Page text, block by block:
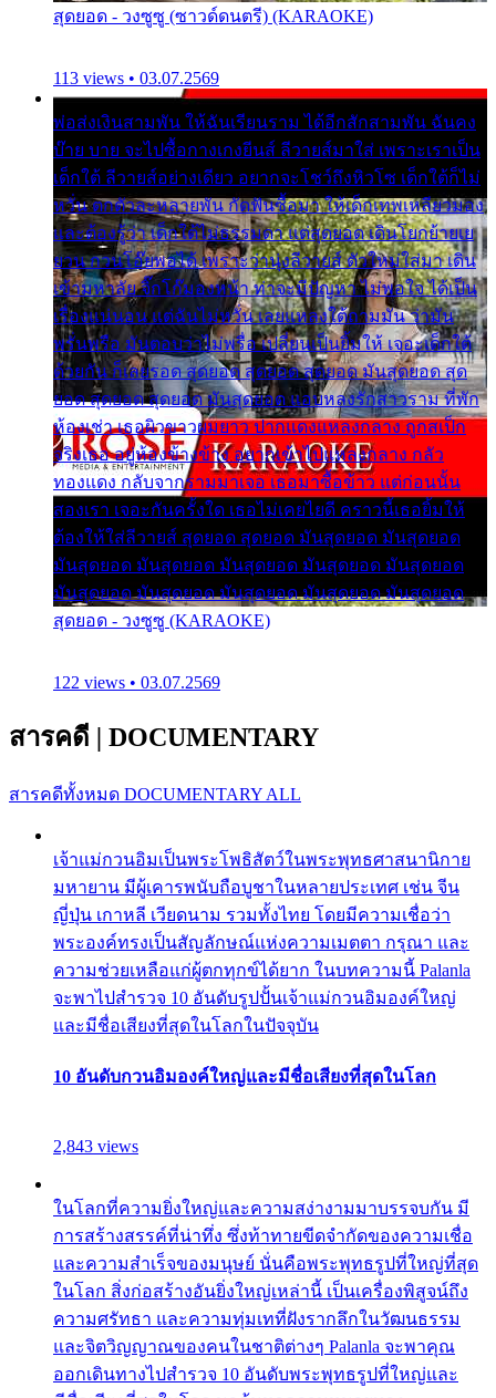
สุดยอด - วงซูซู (ซาวด์ดนตรี) (KARAOKE)
113 views • 03.07.2569
พ่อส่งเงินสามพัน ให้ฉันเรียนราม ได้อีกสักสามพัน ฉันคง
บ๊าย บาย จะไปซื้อกางเกงยีนส์ ลีวายส์มาใส่ เพราะเราเป็น
เด็กใต้ ลีวายส์อย่างเดียว อยากจะโชว์ถึงหิวโซ เด็กใต้ก็ไม่
หวั่น ตกตัวละหลายพัน กัดฟันซื้อมา ให้เด็กเทพเหลียวมอง
และต้องรู้ว่า เด็กใต้ไม่ธรรมดา แต่สุดยอด เดินโยกย้ายเย
ยวน กวนโอ๊ยพอได้ เพราะว่านุ่งลีวายส์ ตัวใหม่ใส่มา เดิน
เข้ามหาลัย จิ๊กโก๊มองหน้า ท่าจะมีปัญหา ไม่พอใจ ได้เป็น
เรื่องแน่นอน แต่ฉันไม่หวั่น เลยแหลงใต้ถามมัน ว่ามัน
พรั่นพรือ มันตอบว่าไม่พรื่อ เปลี่ยนเป็นยิ้มให้ เจอะเด็กใต้
ด้วยกัน ก็เลยรอด สุดยอด สุดยอด สุดยอด มันสุดยอด สุด
ยอด สุดยอด สุดยอด มันสุดยอด แอบหลงรักสาวราม ที่พัก
ห้องเช่า เธอผิวขาวผมยาว ปากแดงแหลงกลาง ถูกสเป็ก
จริงเธอ อยู่ห้องข้างข้าง อยากเข้าไปแหลงกลาง กลัว
ทองแดง กลับจากรามมาเจอ เธอมาซื้อข้าว แต่ก่อนนั้น
สองเรา เจอะกันครั้งใด เธอไม่เคยไยดี คราวนี้เธอยิ้มให้
ต้องให้ใส่ลีวายส์ สุดยอด สุดยอด มันสุดยอด มันสุดยอด
มันสุดยอด มันสุดยอด มันสุดยอด มันสุดยอด มันสุดยอด
มันสุดยอด มันสุดยอด มันสุดยอด มันสุดยอด มันสุดยอด
สุดยอด - วงซูซู (KARAOKE)
122 views • 03.07.2569
สารคดี | DOCUMENTARY
สารคดีทั้งหมด DOCUMENTARY ALL
เจ้าแม่กวนอิมเป็นพระโพธิสัตว์ในพระพุทธศาสนานิกาย
มหายาน มีผู้เคารพนับถือบูชาในหลายประเทศ เช่น จีน
ญี่ปุ่น เกาหลี เวียดนาม รวมทั้งไทย โดยมีความเชื่อว่า
พระองค์ทรงเป็นสัญลักษณ์แห่งความเมตตา กรุณา และ
ความช่วยเหลือแก่ผู้ตกทุกข์ได้ยาก ในบทความนี้ Palanla
จะพาไปสำรวจ 10 อันดับรูปปั้นเจ้าแม่กวนอิมองค์ใหญ่
และมีชื่อเสียงที่สุดในโลกในปัจจุบัน
10 อันดับกวนอิมองค์ใหญ่และมีชื่อเสียงที่สุดในโลก
2,843 views
ในโลกที่ความยิ่งใหญ่และความสง่างามมาบรรจบกัน มี
การสร้างสรรค์ที่น่าทึ่ง ซึ่งท้าทายขีดจำกัดของความเชื่อ
และความสำเร็จของมนุษย์ นั่นคือพระพุทธรูปที่ใหญ่ที่สุด
ในโลก สิ่งก่อสร้างอันยิ่งใหญ่เหล่านี้ เป็นเครื่องพิสูจน์ถึง
ความศรัทธา และความทุ่มเทที่ฝังรากลึกในวัฒนธรรม
และจิตวิญญาณของคนในชาติต่างๆ Palanla จะพาคุณ
ออกเดินทางไปสำรวจ 10 อันดับพระพุทธรูปที่ใหญ่และ